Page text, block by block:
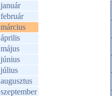
január
február
március
április
május
június
július
augusztus
szeptember